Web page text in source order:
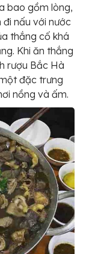
bao gồm lòng,
nấu với nước
thắng cố khá
Khi ăn thắng
rượu Bắc Hà
đặc trưng
nồng và ấm.